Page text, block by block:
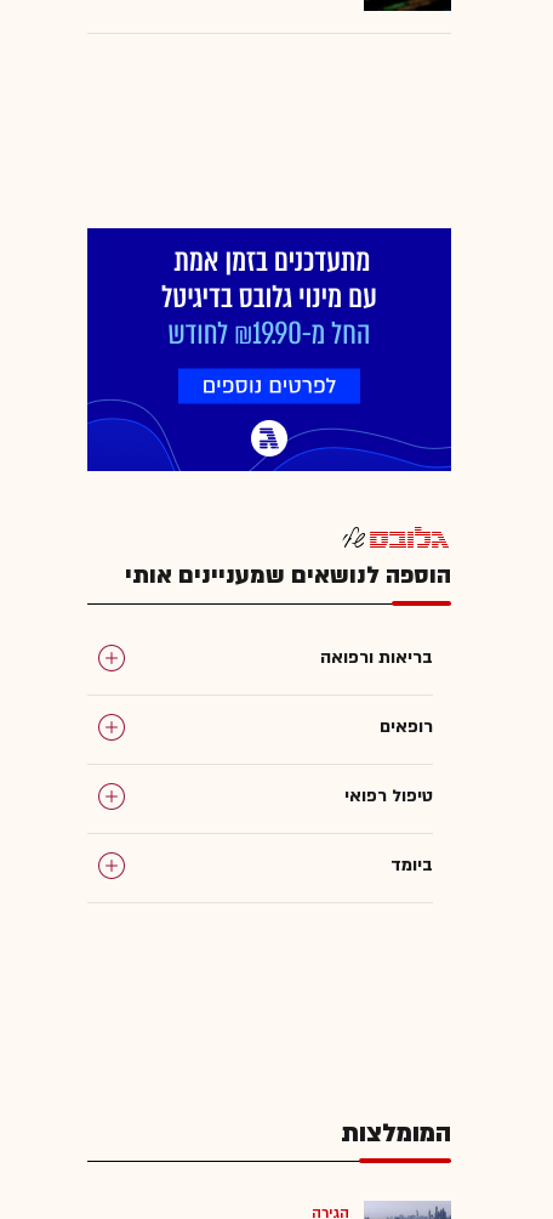
הוספה לנושאים שמעניינים אותי
בריאות ורפואה
רופאים
טיפול רפואי
ביומד
המומלצות
הגירה